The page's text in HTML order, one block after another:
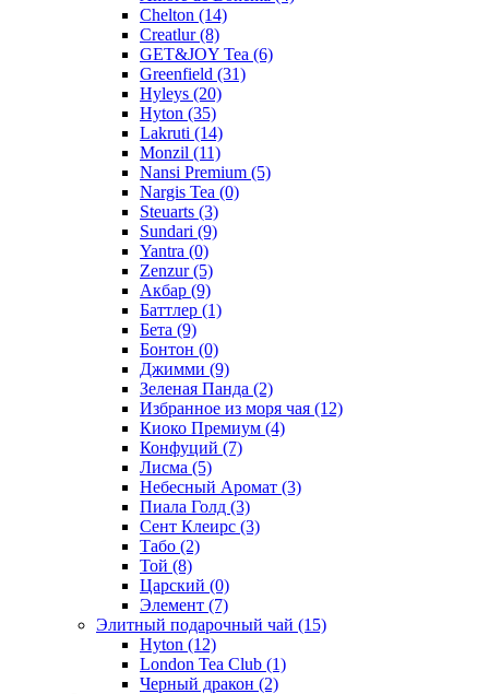
Chelton (14)
Creatlur(8)
GET&JOY Tea (6)
Greenfield (31)
Hyleys (20)
Hyton (35)
Lakruti (14)
Monzil (11)
Nansi Premium (5)
Nargis Tea (0)
Steuarts (3)
Sundari (9)
Yantra (0)
Zenzur(5)
Акбар (9)
Баттлер (1)
Бета (9)
Бонтон (0)
Джимми (9)
Зеленая Панда (2)
Избранное из моря чая (12)
Киоко Премиум (4)
Конфуций (7)
Лисма (5)
Небесный Аромат (3)
Пиала Голд (3)
Сент Клеирс (3)
Табо (2)
Той (8)
Царский (0)
Элемент (7)
Элитный подарочный чай (15)
Hyton (12)
London Tea Club (1)
Черный дракон (2)